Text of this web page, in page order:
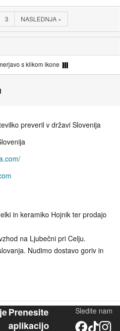
3 NASLEDNJA »
s klikom ikone
preveril v državi Slovenija
in keramiko Hojnik ter prodajo
na Ljubečni pri Celju.
Nudimo dostavo goriv in
Prenesite
aplikacijo
Sledite nam